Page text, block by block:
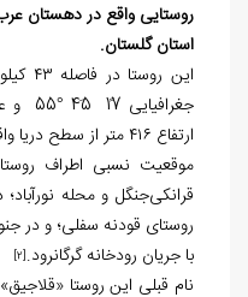
روستایی واقع در دهستان
استان گلستان.
این
ارتفاع ۴۱۶ متر از سطح دریا واقع شده است.
موقعیت نسبی اطراف
قرانکی‌جنگل و محله
روستای قودنه سفلی؛ و در
با جریان رودخانه گرگانرود.[2]
نام قبلی این روستا